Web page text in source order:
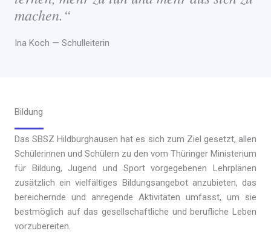
machen.“
Ina Koch — Schulleiterin
Bildung
Das SBSZ Hildburghausen hat es sich zum Ziel gesetzt, allen
Schülerinnen und Schülern zu den vom Thüringer Ministerium
für Bildung, Jugend und Sport vorgegebenen Lehrplänen
zusätzlich ein vielfältiges Bildungsangebot anzubieten, das
bereichernde und anregende Aktivitäten umfasst, um sie
bestmöglich auf das gesellschaftliche und berufliche Leben
vorzubereiten.